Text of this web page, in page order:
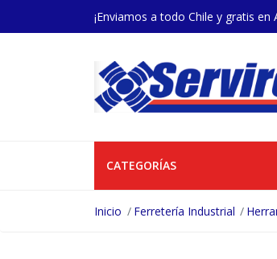
¡Enviamos a todo Chile y gratis en
CATEGORÍAS
Inicio Ferretería Industrial